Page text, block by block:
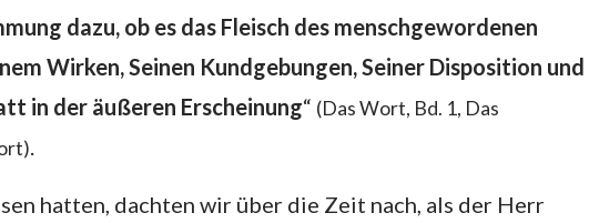
dazu, ob es das Fleisch des menschgewordenen
Wirken, Seinen Kundgebungen, Seiner Disposition und
in der äußeren Erscheinung“ (Das Wort, Bd. 1, Das
.
hatten, dachten wir über die Zeit nach, als der Herr